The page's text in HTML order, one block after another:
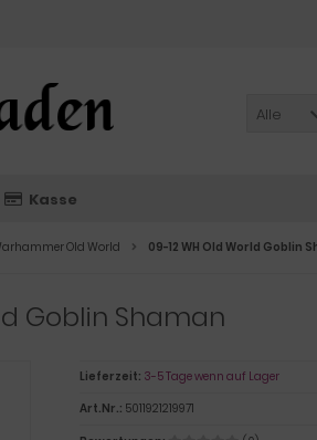
Alle
Kasse
Old World 09-12 WH Old World Goblin
Goblin Shaman
Lieferzeit: 3-5 Tage wenn auf Lager
Art.Nr.: 5011921219971